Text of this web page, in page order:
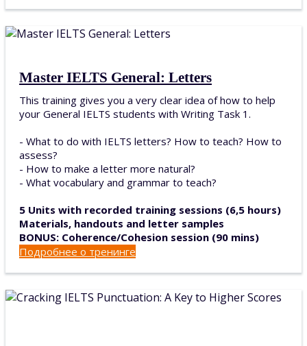
Master IELTS General: Letters
This training gives you a very clear idea of how to help
your General IELTS students with Writing Task 1.
- What to do with IELTS letters? How to teach? How to
assess?
- How to make a letter more natural?
- What vocabulary and grammar to teach?
5 Units with recorded training sessions (6,5 hours)
Materials, handouts and letter samples
BONUS: Coherence/Cohesion session (90 mins)
Подробнее о тренинге